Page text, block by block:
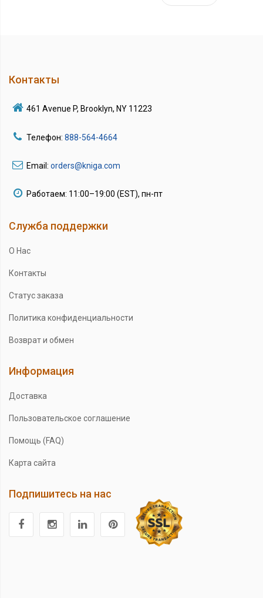
Контакты
461 Avenue P, Brooklyn, NY 11223
Телефон: 888-564-4664
Email: orders@kniga.com
Работаем: 11:00–19:00 (EST), пн-пт
Служба поддержки
О Нас
Контакты
Статус заказа
Политика конфиденциальности
Возврат и обмен
Информация
Доставка
Пользовательское соглашение
Помощь (FAQ)
Карта сайта
Подпишитесь на нас